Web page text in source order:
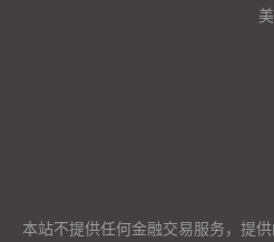
本站不提供任何金融交易服务，提